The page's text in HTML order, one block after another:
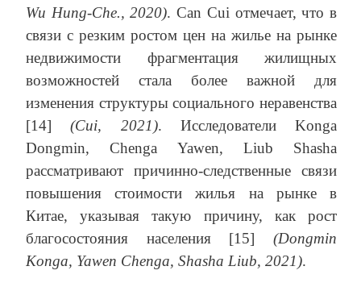
Wu Hung-Che., 2020). Can Cui отмечает, что в
связи с резким ростом цен на жилье на рынке
недвижимости фрагментация жилищных
возможностей стала более важной для
изменения структуры социального неравенства
[14](Cui, 2021). Исследователи Konga
Dongmin, Chenga Yawen, Liub Shasha
рассматривают причинно-следственные связи
повышения стоимости жилья на рынке в
Китае, указывая такую причину, как рост
благосостояния населения [15] (Dongmin
Konga, Yawen Chenga, Shasha Liub, 2021).